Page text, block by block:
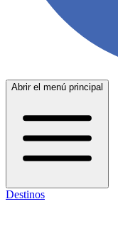
Abrir el menú principal
Destinos